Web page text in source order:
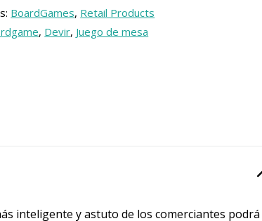
BoardGames, Retail Products
, Devir, Juego de mesa
inteligente y astuto de los comerciantes podrá